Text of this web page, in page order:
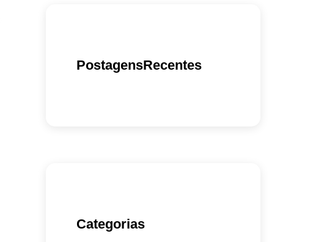
PostagensRecentes
Categorias